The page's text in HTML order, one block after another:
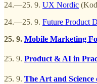
24.—25. 9. UX Nordic
24.—25. 9. Future Product
25. 9. Mobile Marketing
25. 9. Product & AI in
25. 9. The Art and